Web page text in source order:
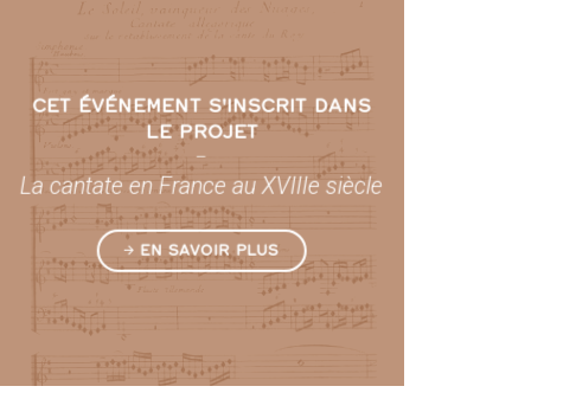
CET ÉVÉNEMENT S'INSCRIT DANS
LE PROJET
–
La cantate en France au XVIIIe siècle
EN SAVOIR PLUS